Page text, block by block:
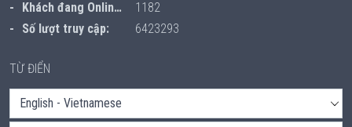
Khách đang Online:
1182
Số lượt truy cập:
6423293
TỪ ĐIỂN